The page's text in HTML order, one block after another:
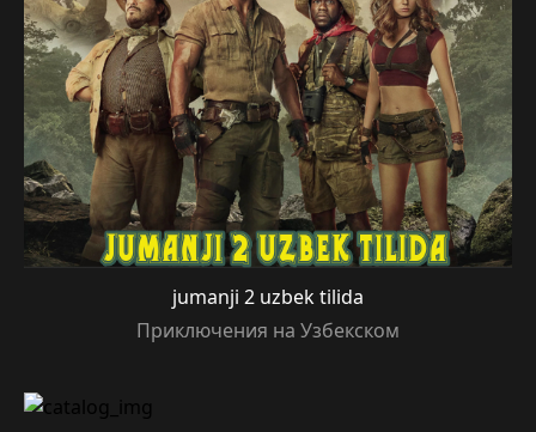
jumanji 2 uzbek tilida
Приключения на Узбекском